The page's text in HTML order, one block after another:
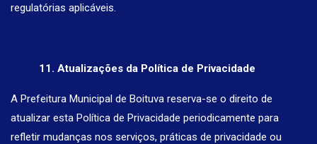
regulatórias aplicáveis.
11. Atualizações da Política de Privacidade
A Prefeitura Municipal de Boituva reserva-se o direito de
atualizar esta Política de Privacidade periodicamente para
refletir mudanças nos serviços, práticas de privacidade ou